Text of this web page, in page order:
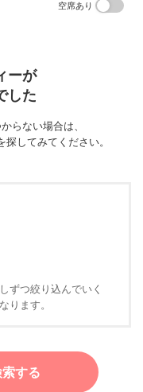
空席あり
ーが
した
らない場合は、
探してみてください。
ずつ絞り込んでいく
ります。
する